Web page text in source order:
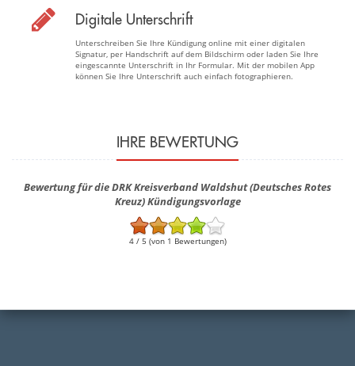
Digitale Unterschrift
Unterschreiben Sie Ihre Kündigung online mit einer digitalen
Signatur, per Handschrift auf dem Bildschirm oder laden Sie Ihre
eingescannte Unterschrift in Ihr Formular. Mit der mobilen App
können Sie Ihre Unterschrift auch einfach fotographieren.
IHRE BEWERTUNG
Bewertung für die DRK Kreisverband Waldshut (Deutsches Rotes
Kreuz) Kündigungsvorlage
4 / 5 (von 1 Bewertungen)